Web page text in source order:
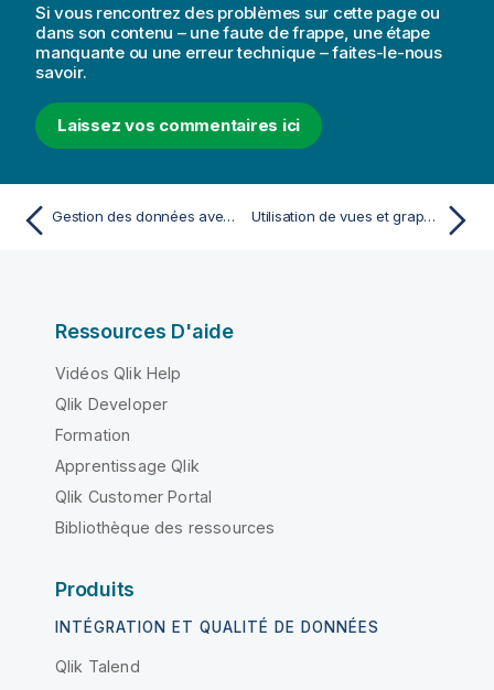
Si vous rencontrez des problèmes sur cette page ou
dans son contenu – une faute de frappe, une étape
manquante ou une erreur technique – faites-le-nous
savoir.
Laissez vos commentaires ici
Gestion des données avec des vues dynamiques Utilisation de vues et graphiques dynamiques
Ressources D'aide
Vidéos Qlik Help
Qlik Developer
Formation
Apprentissage Qlik
Qlik Customer Portal
Bibliothèque des ressources
Produits
INTÉGRATION ET QUALITÉ DE DONNÉES
Qlik Talend